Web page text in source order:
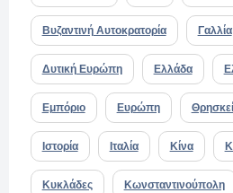
Βυζαντινή Αυτοκρατορία Γαλλία
Δυτική Ευρώπη Ελλάδα
Εμπόριο Ευρώπη
Ιστορία Ιταλία Κίνα
Κυκλάδες Κωνσταντινούπολη